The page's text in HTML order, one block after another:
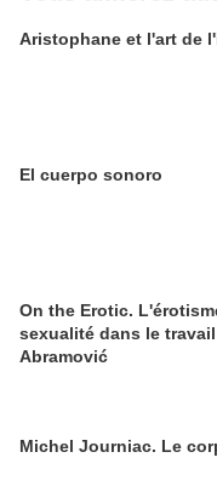
Aristophane et l'art de
El cuerpo sonoro
On the Erotic.
sexualité dans le
Abramović
Michel Journiac. Le